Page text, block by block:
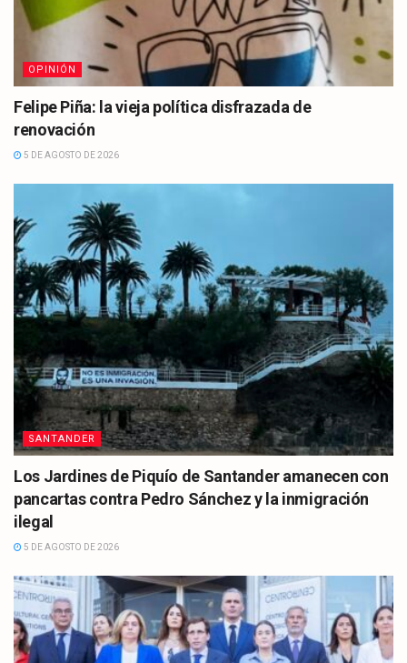
OPINIÓN
Felipe Piña: la vieja política disfrazada de
renovación
5 DE AGOSTO DE 2026
SANTANDER
Los Jardines de Piquío de Santander amanecen con
pancartas contra Pedro Sánchez y la inmigración
ilegal
5 DE AGOSTO DE 2026